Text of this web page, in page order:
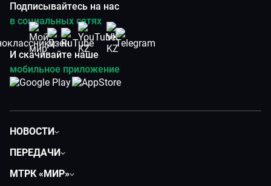
Подписывайтесь на нас
в социальных сетях
И скачивайте наше
мобильное приложение
НОВОСТИ
Экономика
ПЕРЕДАЧИ
МТРК «МИР»